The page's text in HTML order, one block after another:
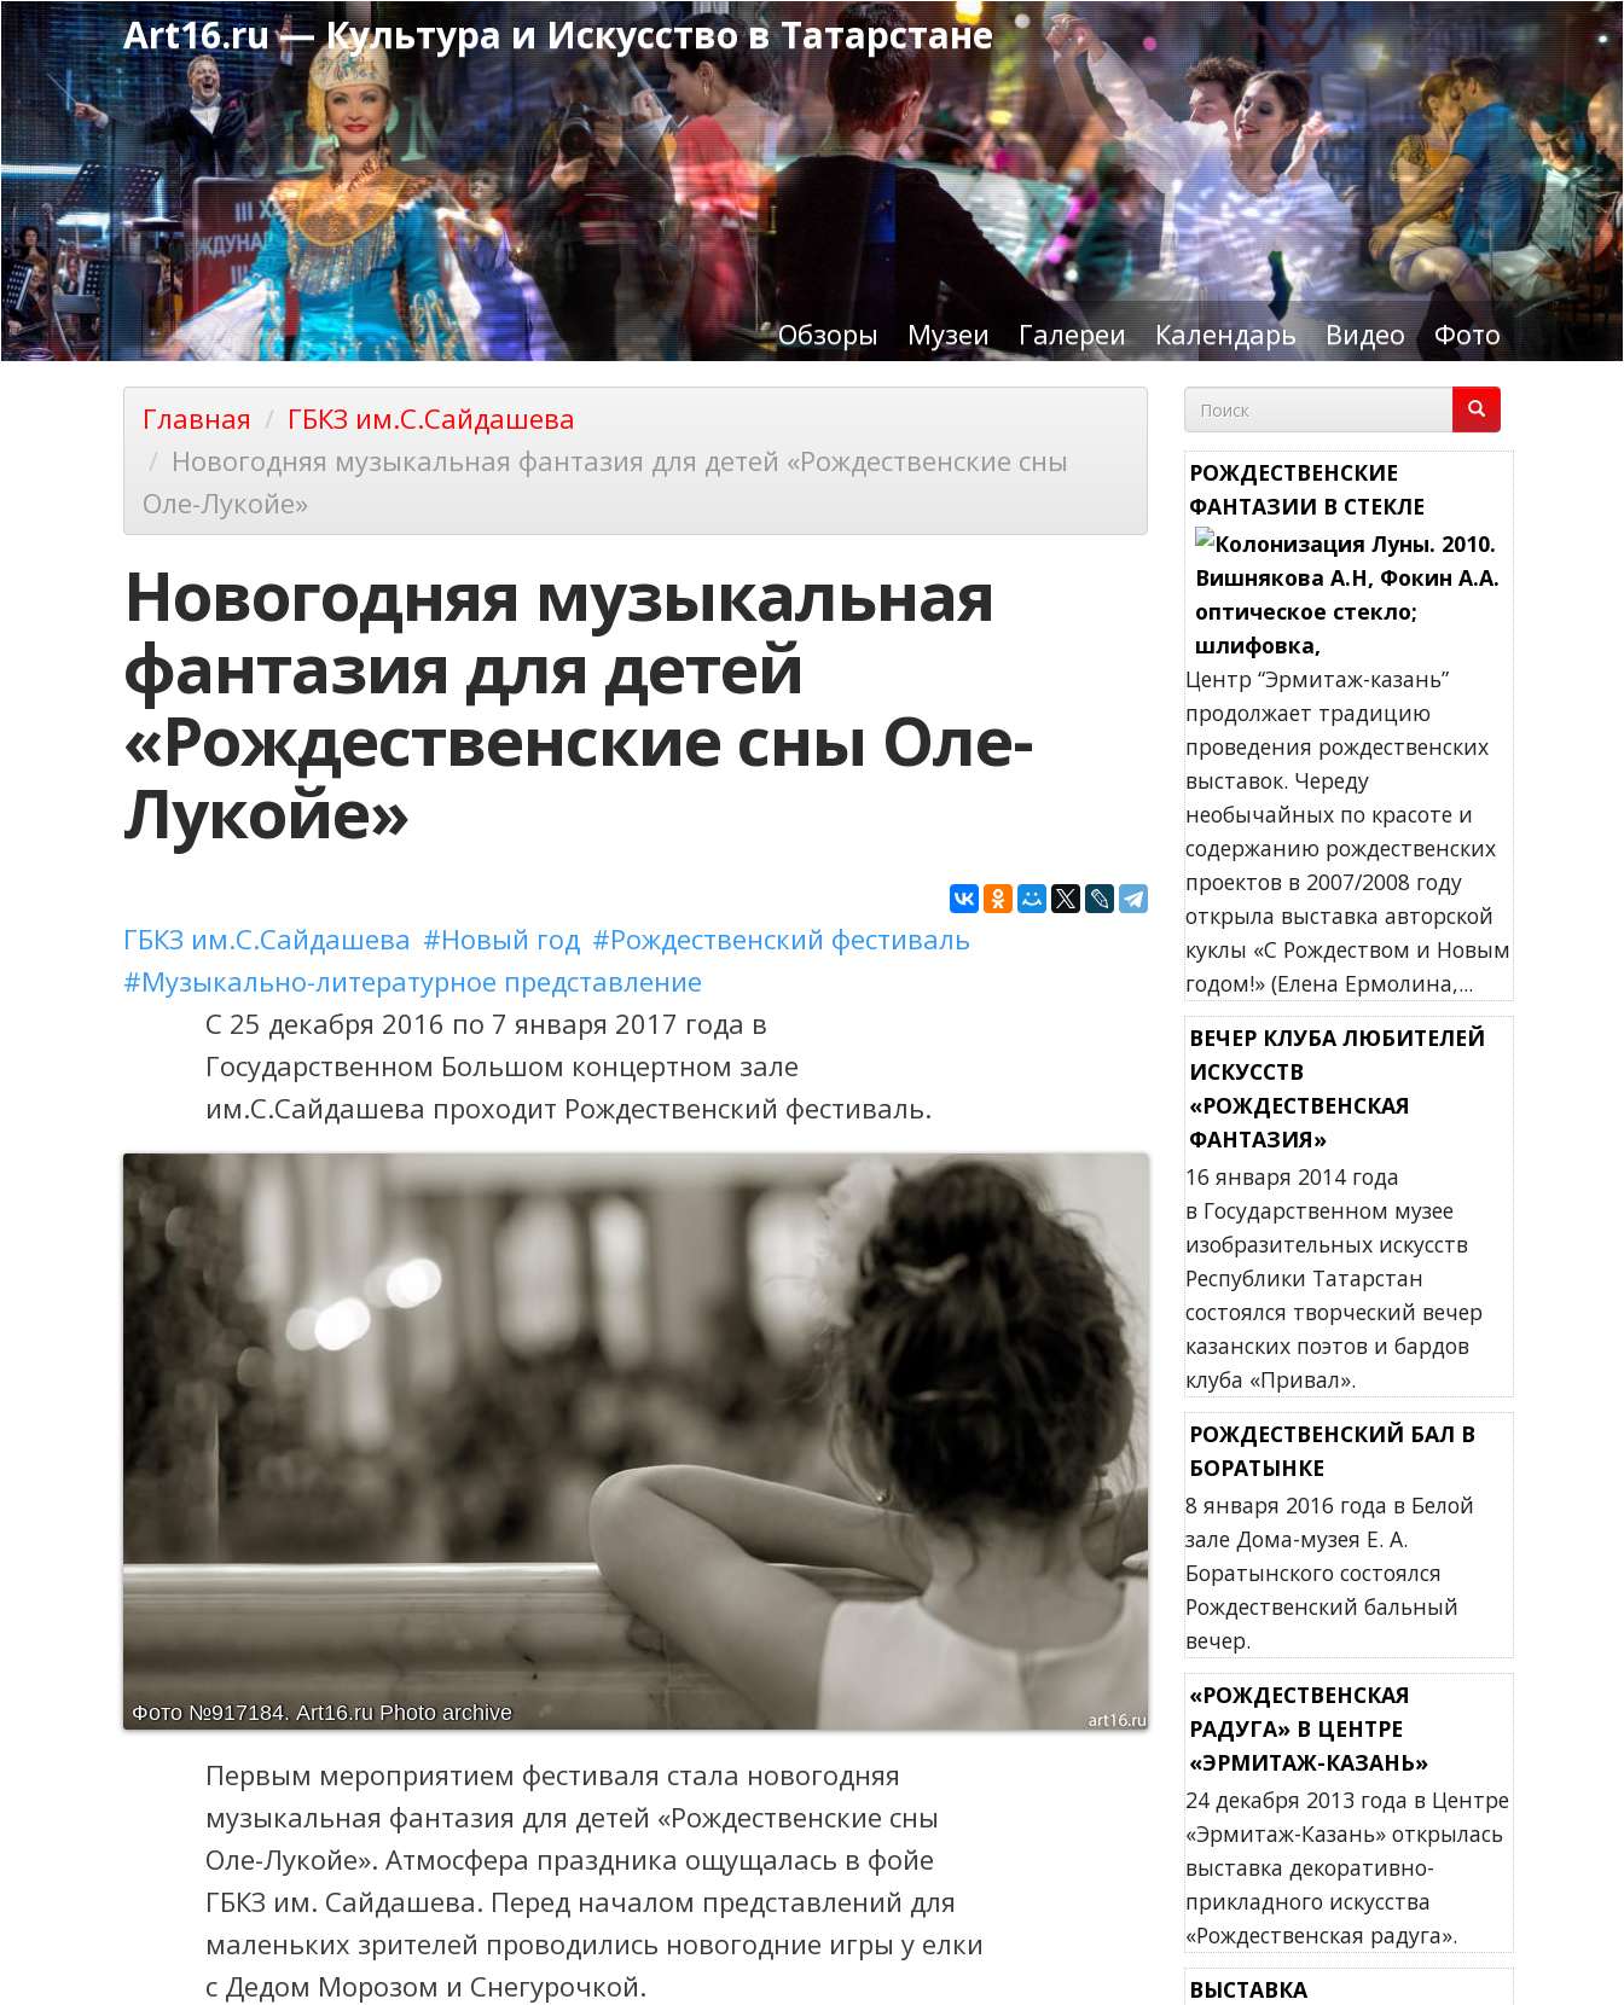
Перейти
к
основному
содержанию
Art16.ru — Культура и Искусство в Татарстане
Обзоры Музеи Галереи Календарь Видео Фото
Главная
ГБКЗ им.С.Сайдашева
Новогодняя музыкальная фантазия для детей «Рождественские сны
Оле-Лукойе»
Новогодняя музыкальная
фантазия для детей
«Рождественские сны Оле-
Лукойе»
ГБКЗ им.С.Сайдашева Новый год
Рождественский фестиваль
Музыкально-литературное представление
С 25 декабря 2016 по 7 января 2017 года в
Государственном Большом концертном зале
им.С.Сайдашева проходит Рождественский фестиваль.
Фото №917184. Art16.ru Photo archive
Первым мероприятием фестиваля стала новогодняя
музыкальная фантазия для детей «Рождественские сны
Оле-Лукойе». Атмосфера праздника ощущалась в фойе
ГБКЗ им. Сайдашева. Перед началом представлений для
маленьких зрителей проводились новогодние игры у елки
с Дедом Морозом и Снегурочкой.
Форма
поиска
Поиск
РОЖДЕСТВЕНСКИЕ
ФАНТАЗИИ В СТЕКЛЕ
Центр “Эрмитаж-казань”
продолжает традицию
проведения рождественских
выставок. Череду
необычайных по красоте и
содержанию рождественских
проектов в 2007/2008 году
открыла выставка авторской
куклы «С Рождеством и Новым
годом!» (Елена Ермолина,...
ВЕЧЕР КЛУБА ЛЮБИТЕЛЕЙ
ИСКУССТВ
«РОЖДЕСТВЕНСКАЯ
ФАНТАЗИЯ»
16 января 2014 года
в Государственном музее
изобразительных искусств
Республики Татарстан
состоялся творческий вечер
казанских поэтов и бардов
клуба «Привал».
РОЖДЕСТВЕНСКИЙ БАЛ В
БОРАТЫНКЕ
8 января 2016 года в Белой
зале Дома-музея Е. А.
Боратынского состоялся
Рождественский бальный
вечер.
«РОЖДЕСТВЕНСКАЯ
РАДУГА» В ЦЕНТРЕ
«ЭРМИТАЖ-КАЗАНЬ»
24 декабря 2013 года в Центре
«Эрмитаж-Казань» открылась
выставка декоративно-
прикладного искусства
«Рождественская радуга».
ВЫСТАВКА